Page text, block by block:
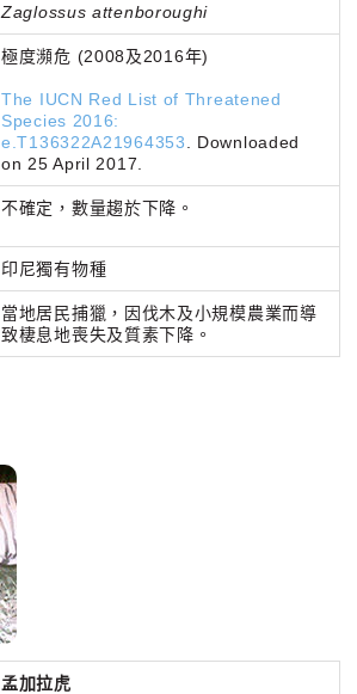
Zaglossus attenboroughi
極度瀕危 (2008及2016年)
The IUCN Red List of Threatened
Species 2016:
e.T136322A21964353
. Downloaded
on 25 April 2017.
不確定，數量趨於下降。
印尼獨有物種
當地居民捕獵，因伐木及小規模農業而導
致棲息地喪失及質素下降。
孟加拉虎